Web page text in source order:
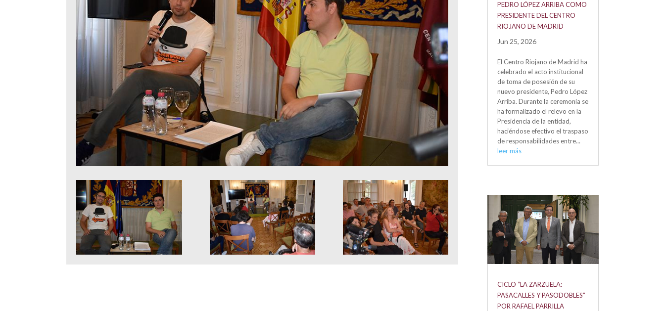
PEDRO LÓPEZ ARRIBA COMO
PRESIDENTE DEL CENTRO
RIOJANO DE MADRID
Jun 25, 2026
El Centro Riojano de Madrid ha
celebrado el acto institucional
de toma de posesión de su
nuevo presidente, Pedro López
Arriba. Durante la ceremonia se
ha formalizado el relevo en la
Presidencia de la entidad,
haciéndose efectivo el traspaso
de responsabilidades entre...
leer más
CICLO “LA ZARZUELA:
PASACALLES Y PASODOBLES”
POR RAFAEL PARRILLA